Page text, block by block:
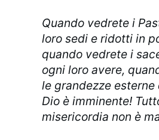
Quando vedrete i
loro sedi e ridotti in
quando vedrete i
ogni loro avere,
le grandezze
Dio è imminente!
misericordia non è